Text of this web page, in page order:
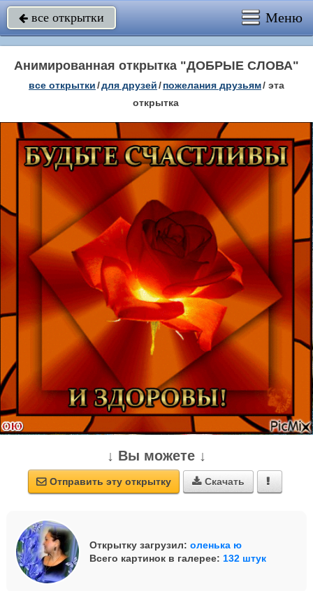
 все открытки Меню
Анимированная открытка "ДОБРЫЕ СЛОВА"
все открытки/для друзей/пожелания друзьям/ эта
открытка
↓ Вы можете ↓
 Отправить эту открытку  Скачать 
Открытку загрузил: оленька ю
Всего картинок в галерее: 132 штук